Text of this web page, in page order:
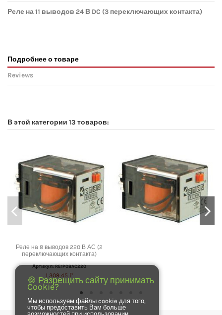
Реле на 11 выводов 24 В DC (3 переключающих контакта)
Подробнее о товаре
Reviews
В этой категории 13 товаров:
Реле на 8 выводов 220 В АС (2
переключающих контакта)
Артикул: RE1P08AC220
1 309,45 ₽
🍪 Разрещить сайту принимать
Cookie?
Мы используем файлы cookie для того,
чтобы предоставить Вам больше